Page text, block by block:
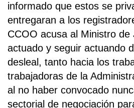
informado que estos se
entregaran a los
CCOO acusa al Ministro de
actuado y seguir actuando
desleal, tanto hacia los
trabajadoras de la
al no haber convocado
sectorial de negociación